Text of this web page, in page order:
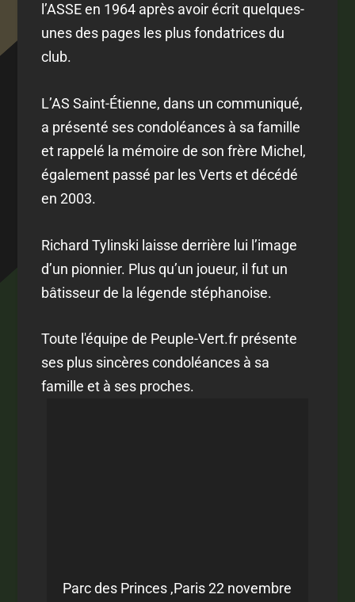
l’ASSE en 1964 après avoir écrit quelques-
unes des pages les plus fondatrices du
club.
L’AS Saint-Étienne, dans un communiqué,
a présenté ses condoléances à sa famille
et rappelé la mémoire de son frère Michel,
également passé par les Verts et décédé
en 2003.
Richard Tylinski laisse derrière lui l’image
d’un pionnier. Plus qu’un joueur, il fut un
bâtisseur de la légende stéphanoise.
Toute l'équipe de Peuple-Vert.fr présente
ses plus sincères condoléances à sa
famille et à ses proches.
Parc des Princes ,Paris 22 novembre